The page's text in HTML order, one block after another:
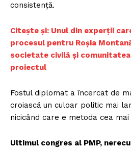
consistență.
Citește și: Unul din experții
procesul pentru Roșia
societate civilă și
proiectul
Fostul diplomat a încercat de
croiască un culoar politic mai
nicicând care e metoda cea mai
Ultimul congres al PMP,